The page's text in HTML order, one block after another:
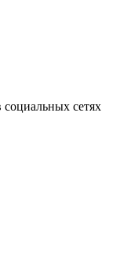
сетях